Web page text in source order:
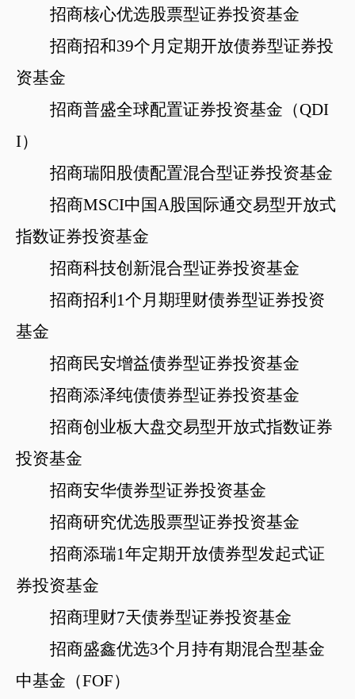
招商核心优选股票型证券投资基金
招商招和39个月定期开放债券型证券投
资基金
招商普盛全球配置证券投资基金（QDI
I）
招商瑞阳股债配置混合型证券投资基金
招商MSCI中国A股国际通交易型开放式
指数证券投资基金
招商科技创新混合型证券投资基金
招商招利 1个月期理财债券型证券投资
基金
招商民安增益债券型证券投资基金
招商添泽纯债债券型证券投资基金
招商创业板大盘交易型开放式指数证券
投资基金
招商安华债券型证券投资基金
招商研究优选股票型证券投资基金
招商添瑞1年定期开放债券型发起式证
券投资基金
招商理财7天债券型证券投资基金
招商盛鑫优选3个月持有期混合型基金
中基金（FOF）